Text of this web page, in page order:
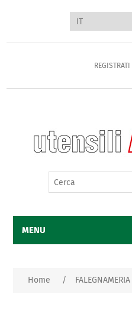
REGISTRATI
MENU
Home / FALEGNAMERIA